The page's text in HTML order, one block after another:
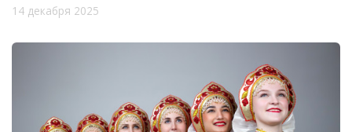
14 декабря 2025